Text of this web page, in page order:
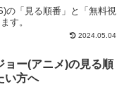
の「見る順番」と「無料視
す。
2024.05.04
ョー(アニメ)の見る順
い方へ